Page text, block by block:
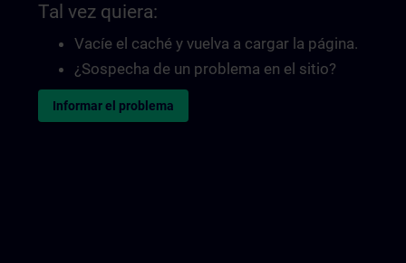
Tal vez quiera:
Vacíe el caché y vuelva a cargar la página.
¿Sospecha de un problema en el sitio?
Informar el problema